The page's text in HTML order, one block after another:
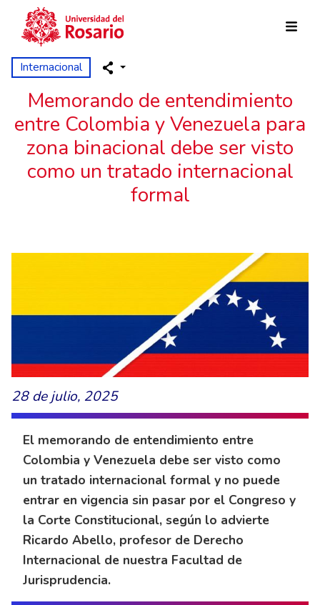
Pasar al contenido principal
Internacional
Memorando de entendimiento
entre Colombia y Venezuela para
zona binacional debe ser visto
como un tratado internacional
formal
28 de julio, 2025
El memorando de entendimiento entre
Colombia y Venezuela debe ser visto como
un tratado internacional formal y no puede
entrar en vigencia sin pasar por el Congreso y
la Corte Constitucional, según lo advierte
Ricardo Abello, profesor de Derecho
Internacional de nuestra Facultad de
Jurisprudencia.